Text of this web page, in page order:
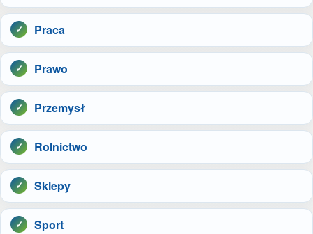
Praca
Prawo
Przemysł
Rolnictwo
Sklepy
Sport